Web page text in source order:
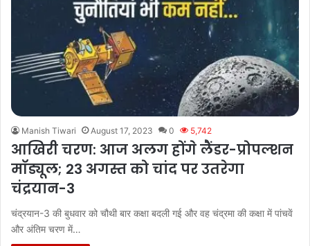
Manish Tiwari August 17, 2023 0 5,742
आखिरी चरण: आज अलग होंगे लैंडर-प्रोपल्शन
मॉड्यूल; 23 अगस्त को चांद पर उतरेगा
चंद्रयान-3
चंद्रयान-3 की बुधवार को चौथी बार कक्षा बदली गई और वह चंद्रमा की कक्षा में पांचवें
और अंतिम चरण में…